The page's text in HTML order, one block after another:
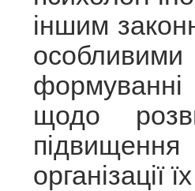
іншим
щодо
організації